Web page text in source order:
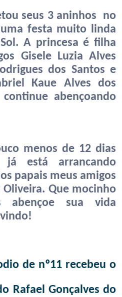
seus 3 aninhos no
festa muito linda
A princesa é filha
Gisele Luzia Alves
dos Santos e
Kaue Alves dos
abençoando
menos de 12 dias
está arrancando
papais meus amigos
Que mocinho
abençoe sua vida
de nº11 recebeu o
Rafael Gonçalves do